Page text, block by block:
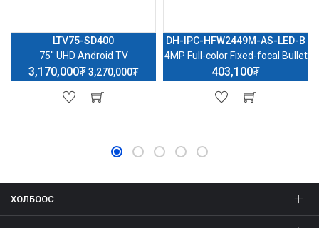
LTV75-SD400
75'' UHD Android TV
3,170,000₮3,270,000₮
DH-IPC-HFW2449M-AS-LED-B
4MP Full-color Fixed-focal Bullet
403,100₮
ХОЛБООС